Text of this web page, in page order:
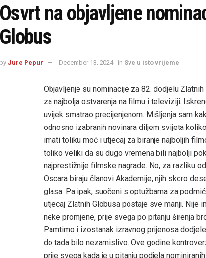
Osvrt na objavljene
Globus
by Jure Pepur December 13, 2024 in Sve u isto vrijeme
Objavljenje su nominacije za 82. dodjelu
za najbolja ostvarenja na filmu i televiziji.
uvijek smatrao precijenjenom. Mišljenja sam
odnosno izabranih novinara diljem svijeta
imati toliku moć i utjecaj za biranje najboljih
toliko veliki da su dugo vremena bili najbolji
najprestižnije filmske nagrade. No, za razliku
Oscara biraju članovi Akademije, njih skoro
glasa. Pa ipak, suočeni s optužbama za
utjecaj Zlatnih Globusa postaje sve manji. Nije
neke promjene, prije svega po pitanju širenja
Pamtimo i izostanak izravnog prijenosa
do tada bilo nezamislivo. Ove godine
prije svega kada je u pitanju podjela